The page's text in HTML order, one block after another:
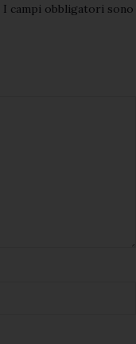
I campi obbligatori sono